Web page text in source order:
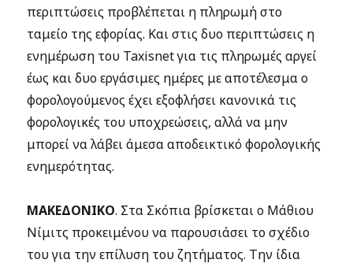
περιπτώσεις προβλέπεται η πληρωμή στο
ταμείο της εφορίας. Και στις δυο περιπτώσεις η
ενημέρωση του Taxisnet για τις πληρωμές αργεί
έως και δυο εργάσιμες ημέρες με αποτέλεσμα ο
φορολογούμενος έχει εξοφλήσει κανονικά τις
φορολογικές του υποχρεώσεις, αλλά να μην
μπορεί να λάβει άμεσα αποδεικτικό φορολογικής
ενημερότητας.
ΜΑΚΕΔΟΝΙΚΟ. Στα Σκόπια βρίσκεται ο Μάθιου
Νίμιτς προκειμένου να παρουσιάσει το σχέδιο
του για την επίλυση του ζητήματος. Την ίδια